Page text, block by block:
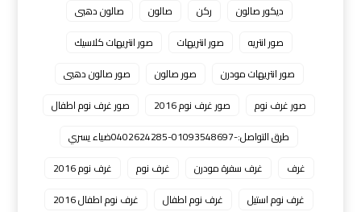
ديكور صالون
ركن صالون
صالون دهبى
صور انتريه
صور انتريهات
صور انتريهات كلاسيك
صور انتريهات مودرن
صور صالون
صور صالون دهبى
صور غرف نوم
صور غرف نوم 2016
صور غرف نوم اطفال
طرق التواصل:-01093548697-0402624285ضياء يسري
غرف
غرف سفرة مودرن غرف نوم
غرف نوم 2016
غرف نوم استيل
غرف نوم اطفال
غرف نوم اطفال 2016